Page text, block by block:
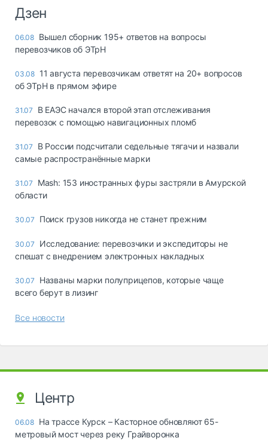
Дзен
06.08 Вышел сборник 195+ ответов на вопросы
перевозчиков об ЭТрН
03.08 11 августа перевозчикам ответят на 20+ вопросов
об ЭТрН в прямом эфире
31.07
В ЕАЭС начался второй этап отслеживания
перевозок с помощью навигационных пломб
31.07
В России подсчитали седельные тягачи и назвали
самые распространённые марки
31.07
Mash: 153 иностранных фуры застряли в Амурской
области
30.07 Поиск грузов никогда не станет прежним
30.07
Исследование: перевозчики и экспедиторы не
спешат с внедрением электронных накладных
30.07
Названы марки полуприцепов, которые чаще
всего берут в лизинг
Все новости
Центр
06.08 На трассе Курск – Касторное обновляют 65-
метровый мост через реку Грайворонка